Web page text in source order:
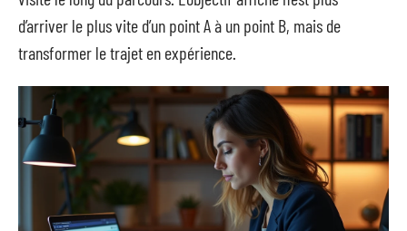
d’arriver le plus vite d’un point A à un point B, mais de
transformer le trajet en expérience.